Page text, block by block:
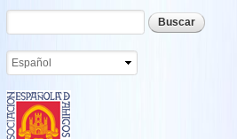
Pasar al
contenido
Formulario de búsqueda
Buscar